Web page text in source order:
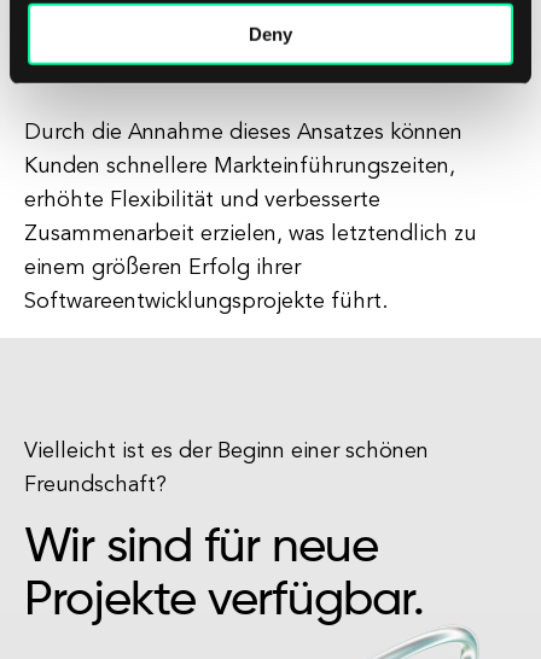
Deny
ihren spezifischen Bedürfnissen und
Anforderungen entsprechen.
Durch die Annahme dieses Ansatzes können
Kunden schnellere Markteinführungszeiten,
erhöhte Flexibilität und verbesserte
Zusammenarbeit erzielen, was letztendlich zu
einem größeren Erfolg ihrer
Softwareentwicklungsprojekte führt.
Vielleicht ist es der Beginn einer schönen
Freundschaft?
Wir sind für neue
Projekte verfügbar.